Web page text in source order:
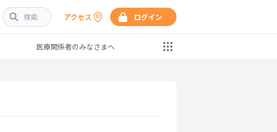
アクセス ログイン
医療関係者のみなさまへ